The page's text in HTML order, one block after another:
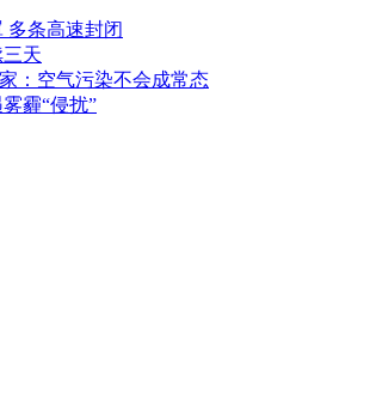
调教自己动手
居民称有感觉
多条高速封闭
天
：空气污染不会成常态
霾“侵扰”